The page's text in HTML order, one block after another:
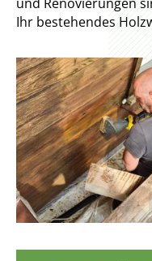
Ihr bestehendes